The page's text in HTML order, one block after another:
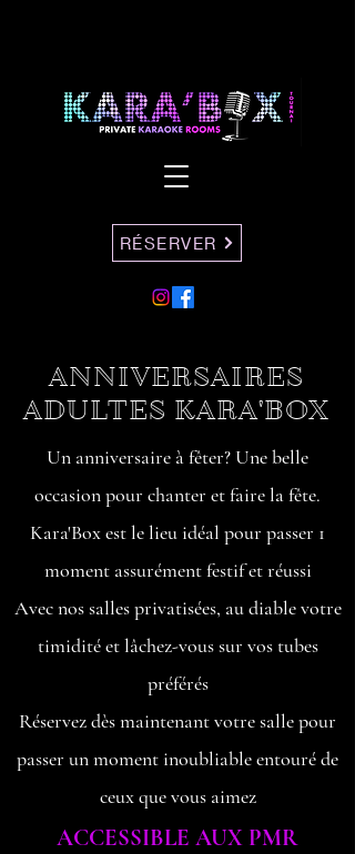
RÉSERVER
ANNIVERSAIRES
ADULTES KARA'BOX
Un anniversaire à fêter? Une belle
occasion pour chanter et faire la fête.
Kara'Box est le lieu idéal pour passer 1
moment assurément festif et réussi
Avec nos salles privatisées, au diable votre
timidité et lâchez-vous sur vos tubes
préférés
Réservez dès maintenant votre salle pour
passer un moment inoubliable entouré de
ceux que vous aimez
ACCESSIBLE AUX PMR